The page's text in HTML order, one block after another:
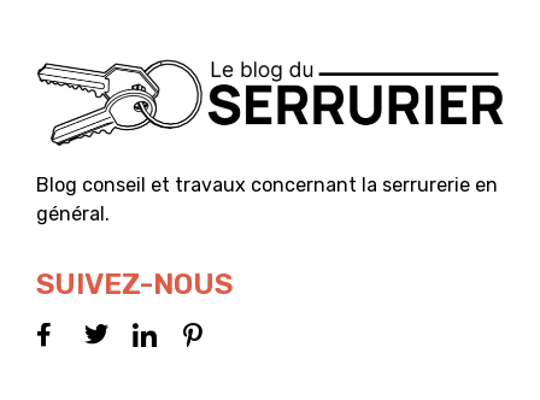
Blog conseil et travaux concernant la serrurerie en
général.
SUIVEZ-NOUS